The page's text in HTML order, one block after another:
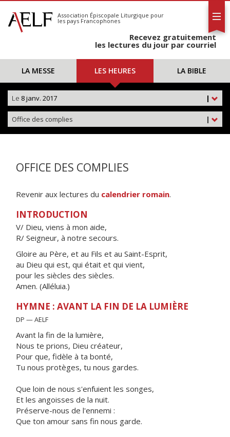
S'abonner
Calendrier
Association Épiscopale Liturgique pour
les pays Francophones
Recevez gratuitement
les lectures du jour par courriel
LA MESSE LES HEURES LA BIBLE
|
Le 8 janv. 2017
|
Office des complies
OFFICE DES COMPLIES
Revenir aux lectures du calendrier romain.
INTRODUCTION
V/ Dieu, viens à mon aide,
R/ Seigneur, à notre secours.
Gloire au Père, et au Fils et au Saint-Esprit,
au Dieu qui est, qui était et qui vient,
pour les siècles des siècles.
Amen. (Alléluia.)
HYMNE : AVANT LA FIN DE LA LUMIÈRE
DP — AELF
Avant la fin de la lumière,
Nous te prions, Dieu créateur,
Pour que, fidèle à ta bonté,
Tu nous protèges, tu nous gardes.
Que loin de nous s'enfuient les songes,
Et les angoisses de la nuit.
Préserve-nous de l'ennemi :
Que ton amour sans fin nous garde.